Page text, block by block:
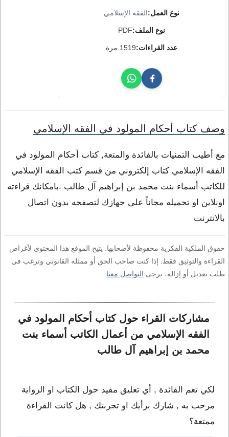
نوع العمل:الفقه الإسلامي
نوع الملف:PDF
عدد القراءات:1519 مرة
وصف كتاب أحكام المولود في الفقه الإسلامي
مع أطيب التمنيات بالفائدة والمتعة, كتاب أحكام المولود في
الفقه الإسلامي كتاب إلكتروني من قسم كتب الفقه الإسلامي
للكاتب أسماء بنت محمد بن إبراهيم آل طالب .بامكانك قراءته
اونلاين او تحميله مجاناً على جهازك لتصفحه بدون اتصال
بالانترنت
حقوق الملكية الفكرية محفوظة لأصحابها. يتيح الموقع هذا المحتوى لأغراض
القراءة والتوثيق فقط. إذا كنت صاحب الحق أو ممثله القانوني وترغب في
طلب تعديل أو إزالة، يرجى التواصل معنا
مشاركات القراء حول كتاب أحكام المولود في
الفقه الإسلامي من أعمال الكاتب أسماء بنت
محمد بن إبراهيم آل طالب
لكي تعم الفائدة , أي تعليق مفيد حول الكتاب او الرواية
مرحب به , شارك برأيك او تجربتك , هل كانت القراءة
ممتعة؟